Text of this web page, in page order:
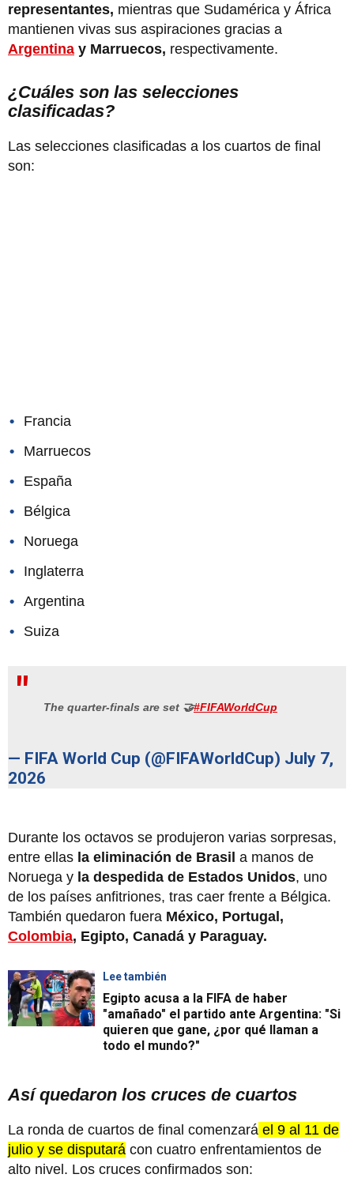
representantes, mientras que Sudamérica y África
mantienen vivas sus aspiraciones gracias a
Argentina y Marruecos, respectivamente.
¿Cuáles son las selecciones
clasificadas?
Las selecciones clasificadas a los cuartos de final
son:
Francia
Marruecos
España
Bélgica
Noruega
Inglaterra
Argentina
Suiza
The quarter-finals are set 🤝#FIFAWorldCup
— FIFA World Cup (@FIFAWorldCup) July 7,
2026
Durante los octavos se produjeron varias sorpresas,
entre ellas la eliminación de Brasil a manos de
Noruega y la despedida de Estados Unidos, uno
de los países anfitriones, tras caer frente a Bélgica.
También quedaron fuera México, Portugal,
Colombia, Egipto, Canadá y Paraguay.
Lee también
Egipto acusa a la FIFA de haber
"amañado" el partido ante Argentina: "Si
quieren que gane, ¿por qué llaman a
todo el mundo?"
Así quedaron los cruces de cuartos
La ronda de cuartos de final comenzará el 9 al 11 de
julio y se disputará con cuatro enfrentamientos de
alto nivel. Los cruces confirmados son: